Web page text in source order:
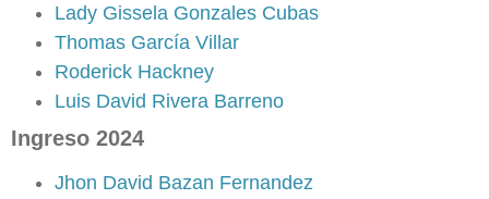
Lady Gissela Gonzales Cubas
Thomas García Villar
Roderick Hackney
Luis David Rivera Barreno
Ingreso 2024
Jhon David Bazan Fernandez